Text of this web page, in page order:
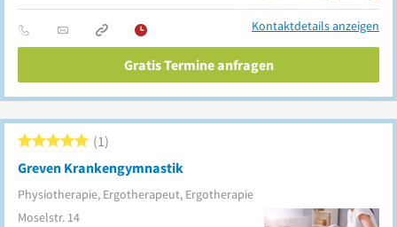
Kontaktdetails anzeigen
Gratis Termine anfragen
Greven Krankengymnastik
Physiotherapie, Ergotherapeut, Ergotherapie
1
Moselstr. 14